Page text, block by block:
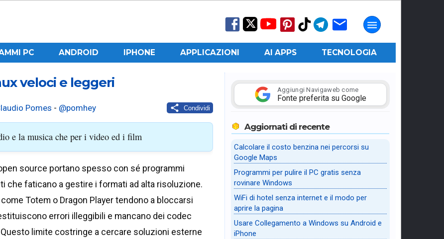
PC ANDROID IPHONE APPLICAZIONI AI APPS TECNOLOGIA
veloci e leggeri
Condividi
Pomes - @pomhey
e la musica che per i video ed i film
source portano spesso con sé programmi
che faticano a gestire i formati ad alta risoluzione.
Totem o Dragon Player tendono a bloccarsi
errori illeggibili e mancano dei codec
limite costringe a cercare soluzioni esterne
Aggiungi Navigaweb come
Fonte preferita su Google
Aggiornati di recente
Calcolare il costo benzina nei percorsi su
Google Maps
Programmi per pulire il PC gratis senza
rovinare Windows
WiFi di hotel senza internet e il modo per
aprire la pagina
Usare Collegamento a Windows su Android e
iPhone